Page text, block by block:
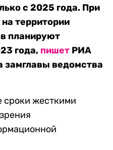
с 2025 года. При
территории
планируют
года, пишет РИА
замглавы ведомства
сроки жесткими